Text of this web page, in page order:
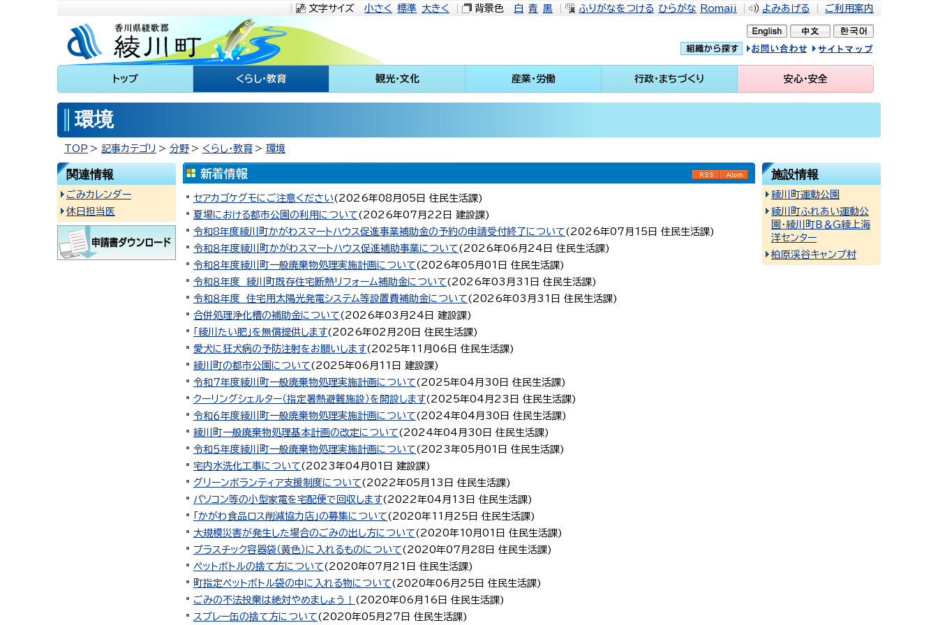
文字サイズ 小さく 標準 大きく 背景色 白 青 黒 ふりがなをつける ひらがな Romaji よみあげる ご利用案内
川町
問い合せ イトマップ
トップ くらし・教育 観光・文化 産業・労働 行政・まちづくり 安心・安全
環境
TOP 記事カテゴリ 分野 くらし・教育 環境
RSS Atom
セアカゴケグモにご注意ください( 2026年08月05日 住民生活課)
夏場における都市公園の利用について( 2026年07月22日 建設課)
令和8年度綾川町かがわスマートハウス促進事業補助金の予約の申請受付終了について( 2026年07月15日 住民生活課)
令和８年度綾川町かがわスマートハウス促進補助事業について( 2026年06月24日 住民生活課)
令和８年度綾川町一般廃棄物処理実施計画について( 2026年05月01日 住民生活課)
令和８年度 綾川町既存住宅断熱リフォーム補助金について( 2026年03月31日 住民生活課)
令和８年度 住宅用太陽光発電システム等設置費補助金について( 2026年03月31日 住民生活課)
合併処理浄化槽の補助金について( 2026年03月24日 建設課)
「綾川たい肥」を無償提供します( 2026年02月20日 住民生活課)
愛犬に狂犬病の予防注射をお願いします( 2025年11月06日 住民生活課)
綾川町の都市公園について( 2025年06月11日 建設課)
令和７年度綾川町一般廃棄物処理実施計画について( 2025年04月30日 住民生活課)
クーリングシェルター（指定暑熱避難施設）を開設します( 2025年04月23日 住民生活課)
令和６年度綾川町一般廃棄物処理実施計画について( 2024年04月30日 住民生活課)
綾川町一般廃棄物処理基本計画の改定について( 2024年04月30日 住民生活課)
令和５年度綾川町一般廃棄物処理実施計画について( 2023年05月01日 住民生活課)
宅内水洗化工事について( 2023年04月01日 建設課)
グリーンボランティア支援制度について( 2022年05月13日 住民生活課)
パソコン等の小型家電を宅配便で回収します( 2022年04月13日 住民生活課)
「かがわ食品ロス削減協力店」の募集について( 2020年11月25日 住民生活課)
大規模災害が発生した場合のごみの出し方について( 2020年10月01日 住民生活課)
プラスチック容器袋（黄色）に入れるものについて( 2020年07月28日 住民生活課)
ペットボトルの捨て方について( 2020年07月21日 住民生活課)
町指定ペットボトル袋の中に入れる物について( 2020年06月25日 住民生活課)
ごみの不法投棄は絶対やめましょう！ ( 2020年06月16日 住民生活課)
スプレー缶の捨て方について( 2020年05月27日 住民生活課)
関連情報
ごみカレンダー
休日担当医
施設情報
綾川町運動公園
綾川町ふれあい運動公
園・綾川町Ｂ＆G綾上海
洋センター
柏原渓谷キャンプ村